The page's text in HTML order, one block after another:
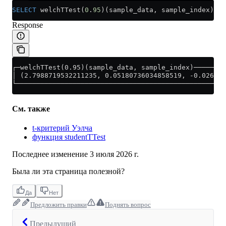
SELECT welchTTest( 0 . 95 )(sample_data, sample_index)
Response
┌─welchTTest(0.95)(sample_data,
│ (2.7988719532211235, 0.05180736034858519, -
См. также
t-критерий Уэлча
функция studentTTest
Последнее изменение 3 июля 2026 г.
Была ли эта страница полезной?
Да Нет
Предложить правки Поднять вопрос
Предыдущий